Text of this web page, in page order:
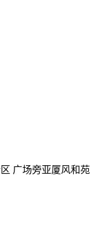
广场旁亚厦风和